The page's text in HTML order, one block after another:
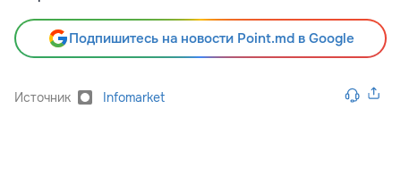
Подпишитесь на новости Point.md в Google
Источник Infomarket